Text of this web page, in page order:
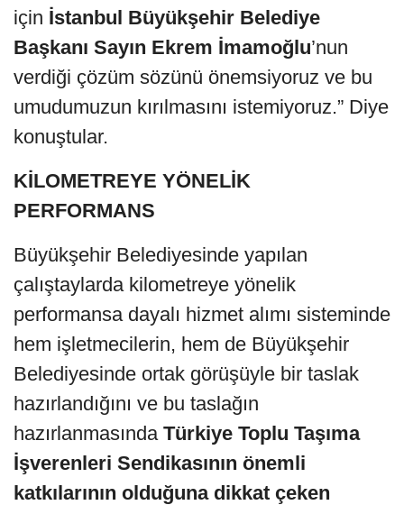
için İstanbul Büyükşehir Belediye
Başkanı Sayın Ekrem İmamoğlu’nun
verdiği çözüm sözünü önemsiyoruz ve bu
umudumuzun kırılmasını istemiyoruz.” Diye
konuştular.
KİLOMETREYE YÖNELİK
PERFORMANS
Büyükşehir Belediyesinde yapılan
çalıştaylarda kilometreye yönelik
performansa dayalı hizmet alımı sisteminde
hem işletmecilerin, hem de Büyükşehir
Belediyesinde ortak görüşüyle bir taslak
hazırlandığını ve bu taslağın
hazırlanmasında Türkiye Toplu Taşıma
İşverenleri Sendikasının önemli
katkılarının olduğuna dikkat çeken